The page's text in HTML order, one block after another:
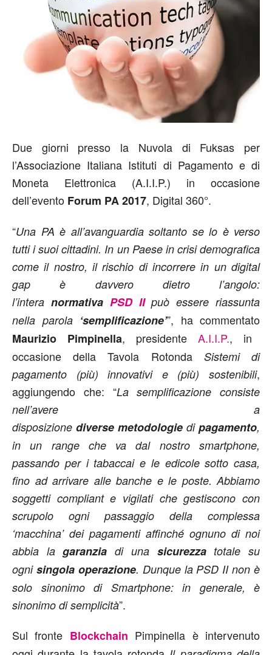
Due giorni presso la Nuvola di Fuksas per
l’Associazione Italiana Istituti di Pagamento e di
Moneta Elettronica (A.I.I.P.) in occasione
dell’evento Forum PA 2017, Digital 360°.
“Una PA è all’avanguardia soltanto se lo è verso
tutti i suoi cittadini. In un Paese in crisi demografica
come il nostro, il rischio di incorrere in un digital
gap è davvero dietro l’angolo:
l’intera normativa PSD II può essere riassunta
nella parola ‘semplificazione’”, ha commentato
Maurizio Pimpinella, presidente A.I.I.P., in
occasione della Tavola Rotonda Sistemi di
pagamento (più) innovativi e (più) sostenibili,
aggiungendo che: “La semplificazione consiste
nell’avere a
disposizione diverse metodologie di pagamento,
in un range che va dal nostro smartphone,
passando per i tabaccai e le edicole sotto casa,
fino ad arrivare alle banche e le poste. Abbiamo
soggetti compliant e vigilati che gestiscono con
scrupolo ogni passaggio della complessa
‘macchina’ dei pagamenti affinché ognuno di noi
abbia lagaranzia di una sicurezzatotale su
ogni singola operazione. Dunque la PSD II non è
solo sinonimo di Smartphone: in generale, è
sinonimo di semplicità”.
Sul fronte Blockchain Pimpinella è intervenuto